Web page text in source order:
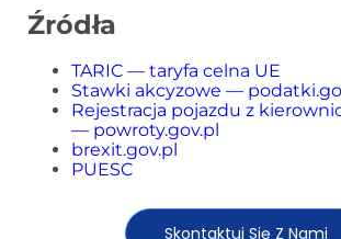
Źródła
TARIC — taryfa celna UE
Stawki akcyzowe —
Rejestracja pojazdu z
— powroty.gov.pl
brexit.gov.pl
PUESC
Skontaktuj Się Z Nami